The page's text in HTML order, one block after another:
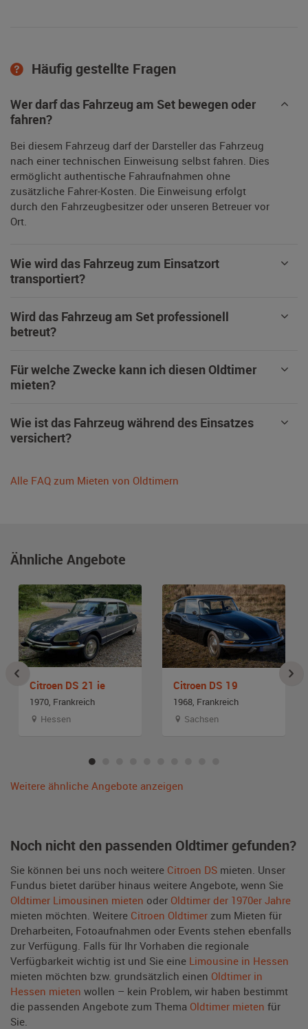
Häufig gestellte Fragen
Wer darf das Fahrzeug am Set bewegen oder
fahren?
Bei diesem Fahrzeug darf der Darsteller das Fahrzeug
nach einer technischen Einweisung selbst fahren. Dies
ermöglicht authentische Fahraufnahmen ohne
zusätzliche Fahrer-Kosten. Die Einweisung erfolgt
durch den Fahrzeugbesitzer oder unseren Betreuer vor
Ort.
Wie wird das Fahrzeug zum Einsatzort
transportiert?
Wird das Fahrzeug am Set professionell
betreut?
Für welche Zwecke kann ich diesen Oldtimer
mieten?
Wie ist das Fahrzeug während des Einsatzes
versichert?
Alle FAQ zum Mieten von Oldtimern
Ähnliche Angebote
Citroen DS 21 ie
1970, Frankreich
Hessen
Citroen DS 19
1968, Frankreich
Sachsen
Weitere ähnliche Angebote anzeigen
Noch nicht den passenden Oldtimer gefunden?
Sie können bei uns noch weitere Citroen DS mieten. Unser
Fundus bietet darüber hinaus weitere Angebote, wenn Sie
Oldtimer Limousinen mieten oder Oldtimer der 1970er Jahre
mieten möchten. Weitere Citroen Oldtimer zum Mieten für
Dreharbeiten, Fotoaufnahmen oder Events stehen ebenfalls
zur Verfügung. Falls für Ihr Vorhaben die regionale
Verfügbarkeit wichtig ist und Sie eine Limousine in Hessen
mieten möchten bzw. grundsätzlich einen Oldtimer in
Hessen mieten wollen – kein Problem, wir haben bestimmt
die passenden Angebote zum Thema Oldtimer mieten für
Sie.